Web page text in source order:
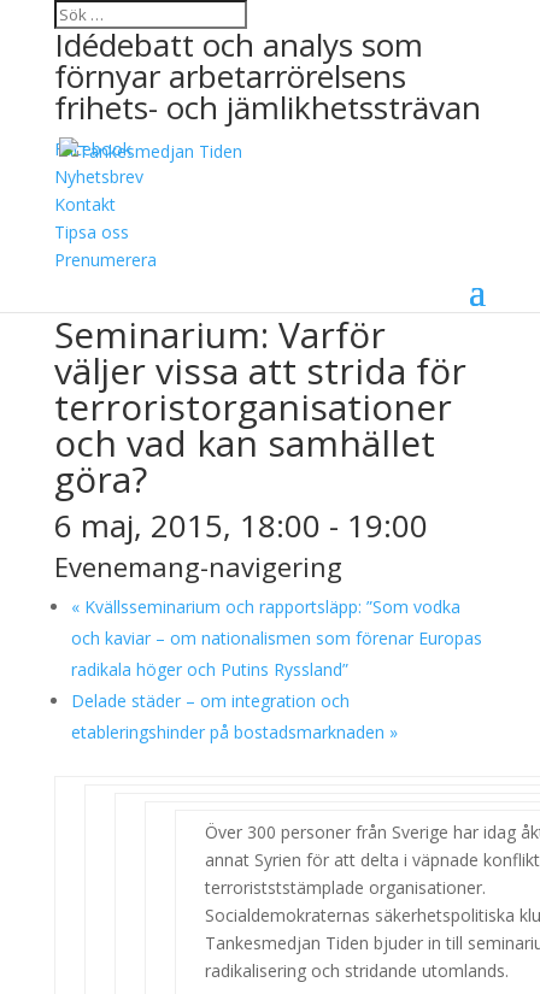
Idédebatt och analys som
förnyar arbetarrörelsens
frihets- och jämlikhetssträvan
Facebook
Nyhetsbrev
Kontakt
Tipsa oss
Prenumerera
« Alla Evenemang
Detta evenemang har redan ägt rum.
Seminarium: Varför
väljer vissa att strida för
terroristorganisationer
och vad kan samhället
göra?
6 maj, 2015, 18:00 - 19:00
Evenemang-navigering
«Kvällsseminarium och rapportsläpp: ”Som vodka
och kaviar – om nationalismen som förenar Europas
radikala höger och Putins Ryssland”
Delade städer – om integration och
etableringshinder på bostadsmarknaden »
Över 300 personer från Sverige har idag
annat Syrien för att delta i väpnade
terroristststämplade organisationer.
Socialdemokraternas säkerhetspolitiska
Tankesmedjan Tiden bjuder in till
radikalisering och stridande utomlands.